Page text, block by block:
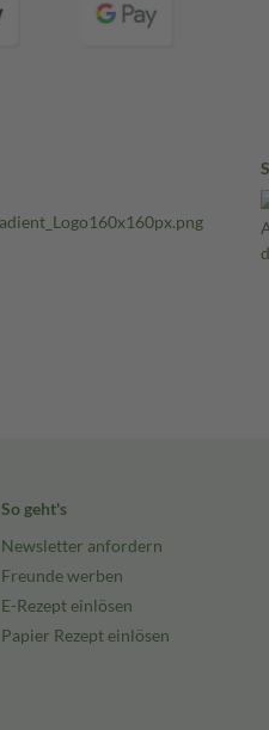
So geht's
Newsletter anfordern
Freunde werben
E-Rezept einlösen
Papier Rezept einlösen